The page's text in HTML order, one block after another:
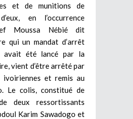
et de munitions de
en l’occurrence
Moussa Nébié dit
qui un mandat d’arrêt
avait été lancé par la
vient d’être arrêté par
ivoiriennes et remis au
Le colis, constitué de
deux ressortissants
Karim Sawadogo et